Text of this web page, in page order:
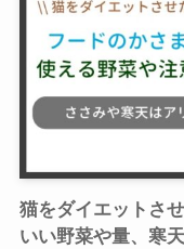
猫をダイエットさ
いい野菜や量、寒